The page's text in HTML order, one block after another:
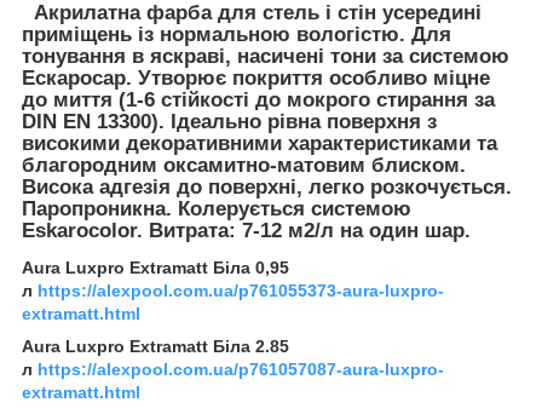
Акрилатна фарба для стель і стін усередині
приміщень із нормальною вологістю. Для
тонування в яскраві, насичені тони за системою
Ескаросар. Утворює покриття особливо міцне
до миття (1-6 стійкості до мокрого стирання за
DIN EN 13300). Ідеально рівна поверхня з
високими декоративними характеристиками та
благородним оксамитно-матовим блиском.
Висока адгезія до поверхні, легко розкочується.
Паропроникна. Колерується системою
Eskarocolor. Витрата: 7-12 м2/л на один шар.
Aura Luxpro Extramatt Біла 0,95
л https://alexpool.com.ua/p761055373-aura-luxpro-
extramatt.html
Aura Luxpro Extramatt Біла 2.85
л https://alexpool.com.ua/p761057087-aura-luxpro-
extramatt.html